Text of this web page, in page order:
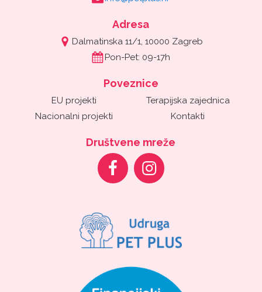
Adresa
Dalmatinska 11/1, 10000 Zagreb
Pon-Pet: 09-17h
Poveznice
EU projekti
Nacionalni projekti
Terapijska zajednica
Kontakti
Društvene mreže